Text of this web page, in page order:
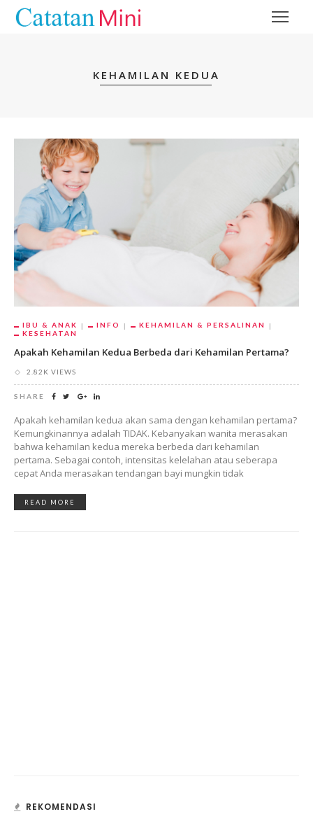
KEHAMILAN KEDUA
IBU & ANAK INFO
KEHAMILAN & PERSALINAN
KESEHATAN
Apakah Kehamilan Kedua Berbeda dari Kehamilan Pertama?
2.82K VIEWS
SHARE
Apakah kehamilan kedua akan sama dengan kehamilan pertama?
Kemungkinannya adalah TIDAK. Kebanyakan wanita merasakan
bahwa kehamilan kedua mereka berbeda dari kehamilan
pertama. Sebagai contoh, intensitas kelelahan atau seberapa
cepat Anda merasakan tendangan bayi mungkin tidak
READ MORE
REKOMENDASI